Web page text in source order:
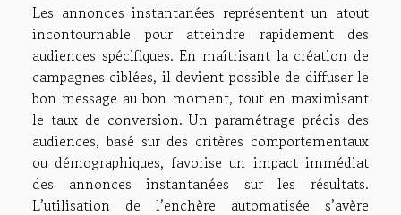
Les annonces instantanées représentent un atout
incontournable pour atteindre rapidement des
audiences spécifiques. En maîtrisant la création de
campagnes ciblées, il devient possible de diffuser le
bon message au bon moment, tout en maximisant
le taux de conversion. Un paramétrage précis des
audiences, basé sur des critères comportementaux
ou démographiques, favorise un impact immédiat
des annonces instantanées sur les résultats.
L’utilisation de l’enchère automatisée s’avère